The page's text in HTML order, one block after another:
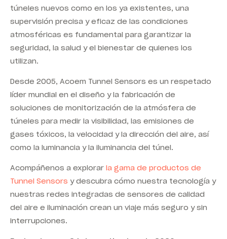
túneles nuevos como en los ya existentes, una
supervisión precisa y eficaz de las condiciones
atmosféricas es fundamental para garantizar la
seguridad, la salud y el bienestar de quienes los
utilizan.
Desde 2005, Acoem Tunnel Sensors es un respetado
líder mundial en el diseño y la fabricación de
soluciones de monitorización de la atmósfera de
túneles para medir la visibilidad, las emisiones de
gases tóxicos, la velocidad y la dirección del aire, así
como la luminancia y la iluminancia del túnel.
Acompáñenos a explorar la gama de productos de
Tunnel Sensors y descubra cómo nuestra tecnología y
nuestras redes integradas de sensores de calidad
del aire e iluminación crean un viaje más seguro y sin
interrupciones.